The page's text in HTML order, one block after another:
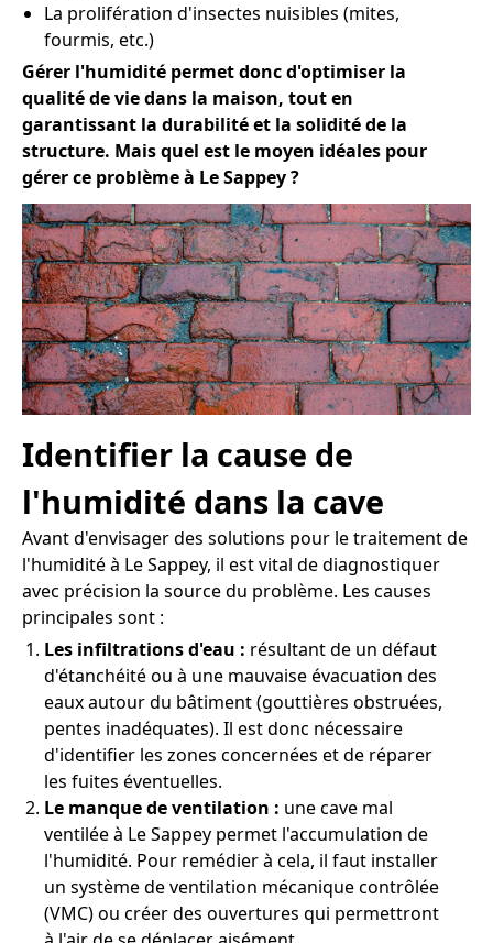
La prolifération d'insectes nuisibles (mites,
fourmis, etc.)
Gérer l'humidité permet donc d'optimiser la
qualité de vie dans la maison, tout en
garantissant la durabilité et la solidité de la
structure. Mais quel est le moyen idéales pour
gérer ce problème à Le Sappey ?
Identifier la cause de
l'humidité dans la cave
Avant d'envisager des solutions pour le traitement de
l'humidité à Le Sappey, il est vital de diagnostiquer
avec précision la source du problème. Les causes
principales sont :
Les infiltrations d'eau : résultant de un défaut
d'étanchéité ou à une mauvaise évacuation des
eaux autour du bâtiment (gouttières obstruées,
pentes inadéquates). Il est donc nécessaire
d'identifier les zones concernées et de réparer
les fuites éventuelles.
Le manque de ventilation : une cave mal
ventilée à Le Sappey permet l'accumulation de
l'humidité. Pour remédier à cela, il faut installer
un système de ventilation mécanique contrôlée
(VMC) ou créer des ouvertures qui permettront